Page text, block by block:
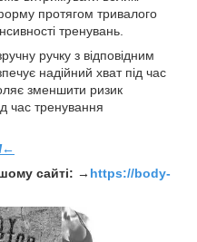
протягом тривалого
тренувань.
ручку з відповідним
надійний хват під час
зменшити ризик
час тренування
сайті: → https://body-